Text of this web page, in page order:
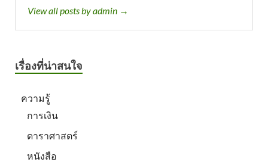
View all posts by admin →
เรื่องที่น่าสนใจ
ความรู้
การเงิน
ดาราศาสตร์
หนังสือ